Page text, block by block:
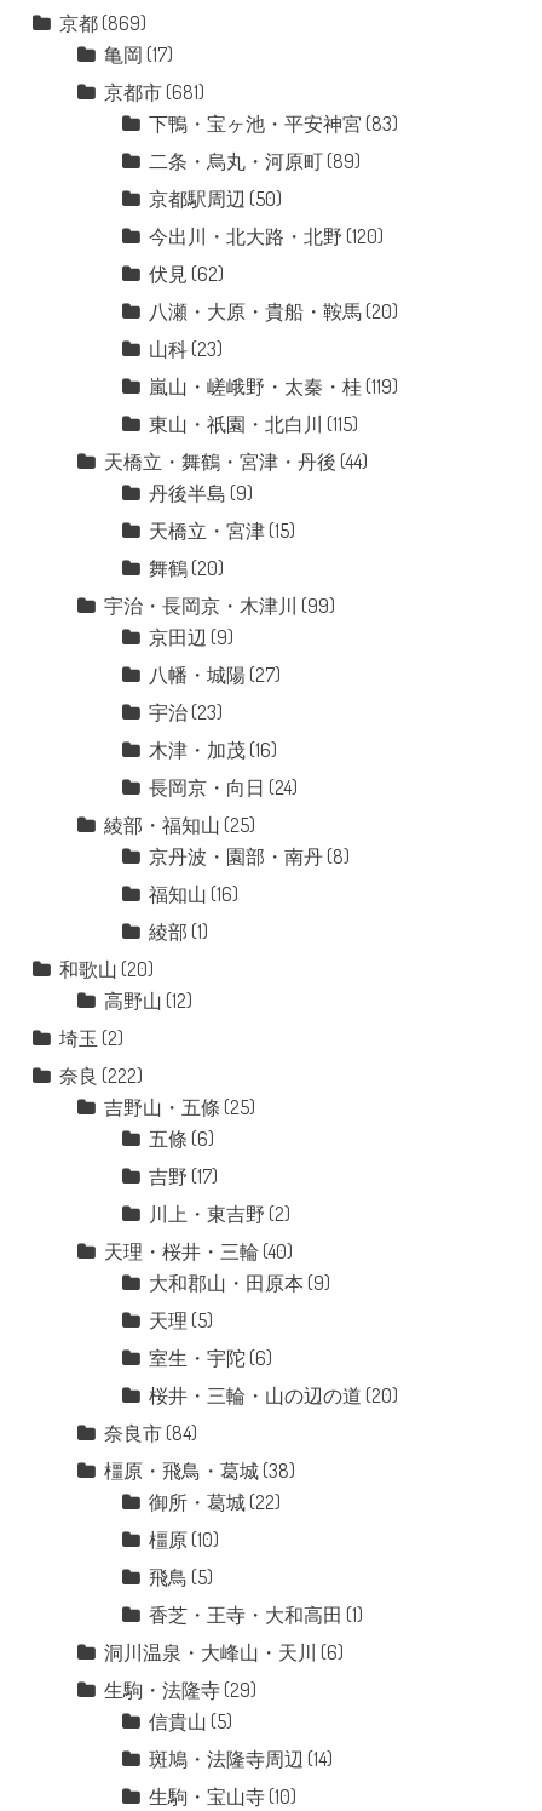
京都(869)
亀岡 (17)
京都市(681)
下鴨・宝ヶ池・平安神宮 (83)
二条・烏丸・河原町(89)
京都駅周辺 (50)
今出川・北大路・北野 (120)
伏見 (62)
八瀬・大原・貴船・鞍馬(20)
山科(23)
嵐山・嵯峨野・太秦・桂 (119)
東山・祇園・北白川 (115)
天橋立・舞鶴・宮津・丹後 (44)
丹後半島 (9)
天橋立・宮津(15)
舞鶴(20)
宇治・長岡京・木津川 (99)
京田辺 (9)
八幡・城陽 (27)
宇治(23)
木津・加茂(16)
長岡京・向日 (24)
綾部・福知山 (25)
京丹波・園部・南丹(8)
福知山 (16)
綾部 (1)
和歌山 (20)
高野山 (12)
埼玉 (2)
奈良 (222)
吉野山・五條 (25)
五條 (6)
吉野 (17)
川上・東吉野 (2)
天理・桜井・三輪 (40)
大和郡山・田原本 (9)
天理 (5)
室生・宇陀(6)
桜井・三輪・山の辺の道 (20)
奈良市(84)
橿原・飛鳥・葛城(38)
御所・葛城(22)
橿原(10)
飛鳥 (5)
香芝・王寺・大和高田 (1)
洞川温泉・大峰山・天川 (6)
生駒・法隆寺(29)
信貴山 (5)
斑鳩・法隆寺周辺 (14)
生駒・宝山寺(10)